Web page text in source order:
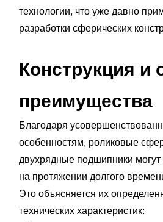
технологии, что уже давно
разработки сферических
Конструкция и
преимущества
Благодаря
особенностям, роликовые
двухрядные подшипники могут
на протяжении долгого
Это объясняется их
технических характеристик: